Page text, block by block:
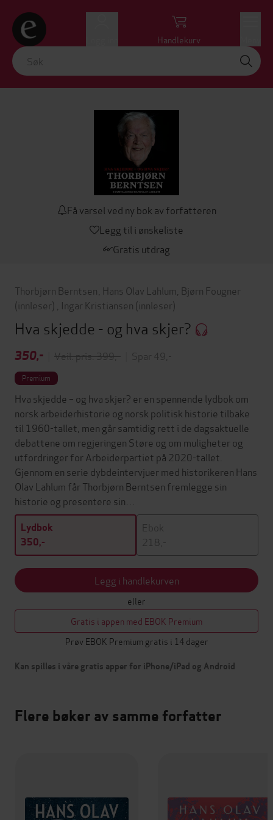
Handlekurv
Få varsel ved ny bok av forfatteren
Legg til i ønskeliste
Gratis utdrag
Thorbjørn Berntsen Hans Olav Lahlum Bjørn Fougner
(innleser) Ingar Kristiansen (innleser)
Hva skjedde - og hva skjer?
350,- Veil. pris: 399,- Spar 49,-
Premium
Hva skjedde – og hva skjer? er en spennende lydbok om
norsk arbeiderhistorie og norsk politisk historie tilbake
til 1960-tallet, men går samtidig rett i de dagsaktuelle
debattene om regjeringen Støre og om muligheter og
utfordringer for Arbeiderpartiet på 2020-tallet.
Gjennom en serie dybdeintervjuer med historikeren Hans
Olav Lahlum får Thorbjørn Berntsen fremlegge sin
historie og presentere sin…
Lydbok
350,-
Ebok
218,-
Legg i handlekurven
eller
Gratis i appen med EBOK Premium
Prøv EBOK Premium gratis i 14 dager
Kan spilles i våre gratis apper for iPhone/iPad og Android
Flere bøker av samme forfatter